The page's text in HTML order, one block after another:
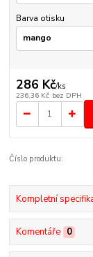
Barva otisku
286 Kč/ks
236,36 Kč bez DPH
Číslo produktu:
Kompletní
Komentáře 0